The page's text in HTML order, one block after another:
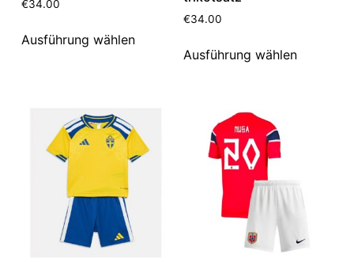
€34.00
Ausführung wählen
€34.00
Ausführung wählen